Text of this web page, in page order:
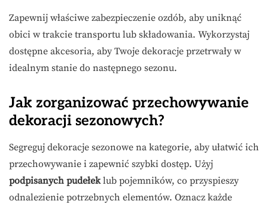
Zapewnij właściwe zabezpieczenie ozdób, aby uniknąć
obici w trakcie transportu lub składowania. Wykorzystaj
dostępne akcesoria, aby Twoje dekoracje przetrwały w
idealnym stanie do następnego sezonu.
Jak zorganizować przechowywanie
dekoracji sezonowych?
Segreguj dekoracje sezonowe na kategorie, aby ułatwić ich
przechowywanie i zapewnić szybki dostęp. Użyj
podpisanych pudełeklub pojemników, co przyspieszy
odnalezienie potrzebnych elementów. Oznacz każde